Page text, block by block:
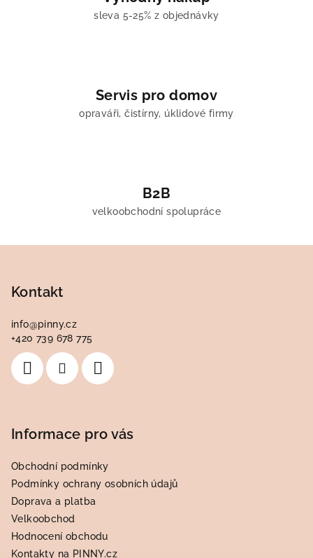
ý
p
sleva 5-25% z objednávky
Servis pro domov
opraváři, čistírny, úklidové firmy
B2B
velkoobchodní spolupráce
Kontakt
info@pinny.cz
+420 739 678 775
Informace pro vás
Obchodní podmínky
Podmínky ochrany osobních údajů
Doprava a platba
Velkoobchod
Hodnocení obchodu
Kontakty na PINNY.cz